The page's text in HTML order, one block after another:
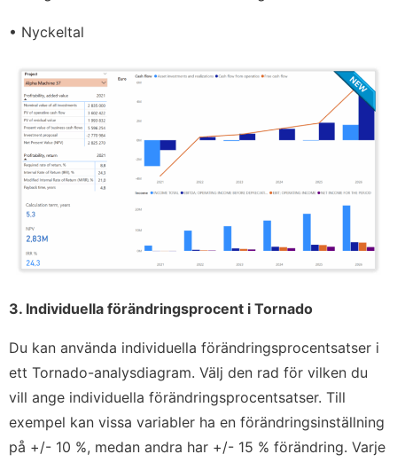
• Nyckeltal
3. Individuella förändringsprocent i Tornado
Du kan använda individuella förändringsprocentsatser i
ett Tornado-analysdiagram. Välj den rad för vilken du
vill ange individuella förändringsprocentsatser. Till
exempel kan vissa variabler ha en förändringsinställning
på +/- 10 %, medan andra har +/- 15 % förändring. Varje